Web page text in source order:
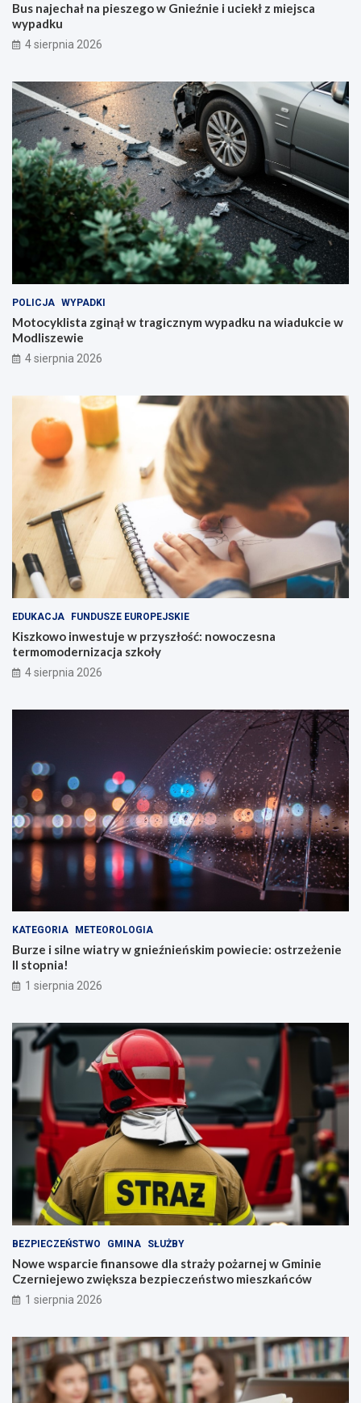
Bus najechał na pieszego w Gnieźnie i uciekł z miejsca
wypadku
4 sierpnia 2026
POLICJA WYPADKI
Motocyklista zginął w tragicznym wypadku na wiadukcie w
Modliszewie
4 sierpnia 2026
EDUKACJA FUNDUSZE EUROPEJSKIE
Kiszkowo inwestuje w przyszłość: nowoczesna
termomodernizacja szkoły
4 sierpnia 2026
KATEGORIA METEOROLOGIA
Burze i silne wiatry w gnieźnieńskim powiecie: ostrzeżenie
II stopnia!
1 sierpnia 2026
BEZPIECZEŃSTWO GMINA SŁUŻBY
Nowe wsparcie finansowe dla straży pożarnej w Gminie
Czerniejewo zwiększa bezpieczeństwo mieszkańców
1 sierpnia 2026